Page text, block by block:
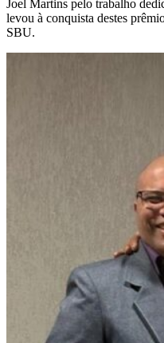
Joel Martins pelo trabalho
levou à conquista destes
SBU.